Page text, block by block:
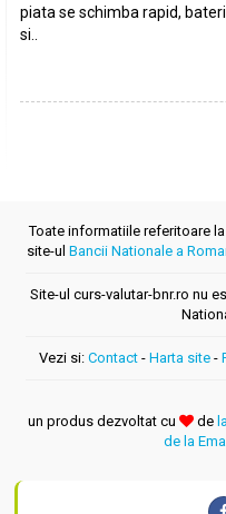
piata se schimba rapid,
si..
Toate informatiile referitoare
site-ul Bancii Nationale a
Site-ul curs-valutar-bnr.ro nu
Vezi si: Contact - Harta site -
un produs dezvoltat cu de
de la